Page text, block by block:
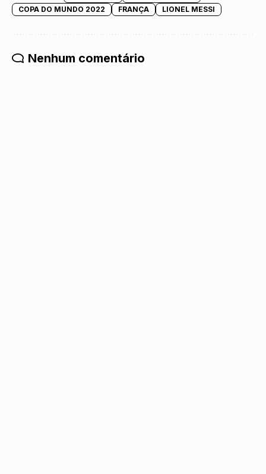
COPA DO MUNDO 2022
FRANÇA LIONEL MESSI
Nenhum comentário